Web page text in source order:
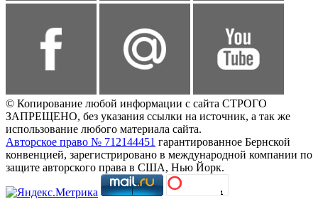
© Копирование любой информации с сайта СТРОГО
ЗАПРЕЩЕНО, без указания ссылки на источник, а так же
использование любого материала сайта.
Авторское право № 712144451 гарантированное Бернской
конвенцией, зарегистрировано в международной компании по
защите авторского права в США, Нью Йорк.